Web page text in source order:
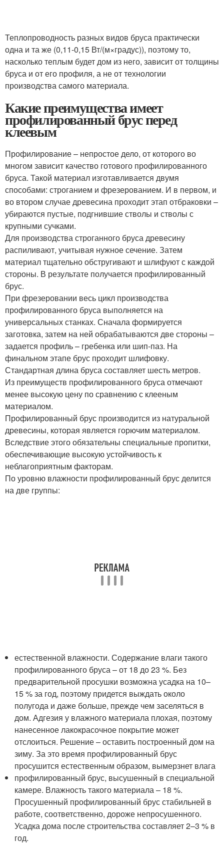
Теплопроводность разных видов бруса практически
одна и та же (0,11-0,15 Вт/(м×градус)), поэтому то,
насколько теплым будет дом из него, зависит от толщины
бруса и от его профиля, а не от технологии
производства самого материала.
Какие преимущества имеет
профилированный брус перед
клеевым
Профилирование – непростое дело, от которого во
многом зависит качество готового профилированного
бруса. Такой материал изготавливается двумя
способами: строганием и фрезерованием. И в первом, и
во втором случае древесина проходит этап отбраковки –
убираются пустые, подгнившие стволы и стволы с
крупными сучками.
Для производства строганного бруса древесину
распиливают, учитывая нужное сечение. Затем
материал тщательно обстругивают и шлифуют с каждой
стороны. В результате получается профилированный
брус.
При фрезеровании весь цикл производства
профилированного бруса выполняется на
универсальных станках. Сначала формируется
заготовка, затем на ней обрабатываются две стороны –
задается профиль – гребенка или шип-паз. На
финальном этапе брус проходит шлифовку.
Стандартная длина бруса составляет шесть метров.
Из преимуществ профилированного бруса отмечают
менее высокую цену по сравнению с клееным
материалом.
Профилированный брус производится из натуральной
древесины, которая является горючим материалом.
Вследствие этого обязательны специальные пропитки,
обеспечивающие высокую устойчивость к
неблагоприятным факторам.
По уровню влажности профилированный брус делится
на две группы:
естественной влажности. Содержание влаги такого
профилированного бруса – от 18 до 23 %. Без
предварительной просушки возможна усадка на 10–
15 % за год, поэтому придется выждать около
полугода и даже больше, прежде чем заселяться в
дом. Адгезия у влажного материала плохая, поэтому
нанесенное лакокрасочное покрытие может
отслоиться. Решение – оставить построенный дом на
зиму. За это время профилированный брус
просушится естественным образом, вымерзнет влага
профилированный брус, высушенный в специальной
камере. Влажность такого материала – 18 %.
Просушенный профилированный брус стабильней в
работе, соответственно, дороже непросушенного.
Усадка дома после строительства составляет 2–3 % в
год.